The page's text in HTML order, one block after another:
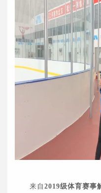
来自 2019级体育赛事